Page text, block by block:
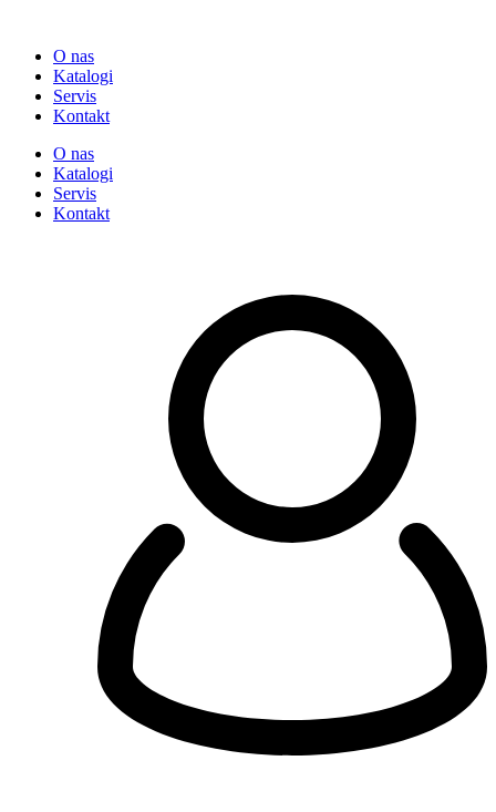
O nas
Katalogi
Servis
Kontakt
O nas
Katalogi
Servis
Kontakt